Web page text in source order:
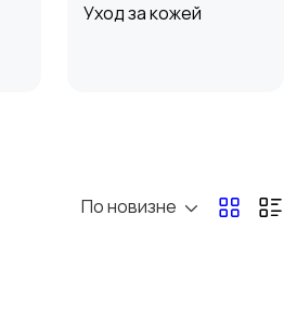
Уход за кожей
По новизне